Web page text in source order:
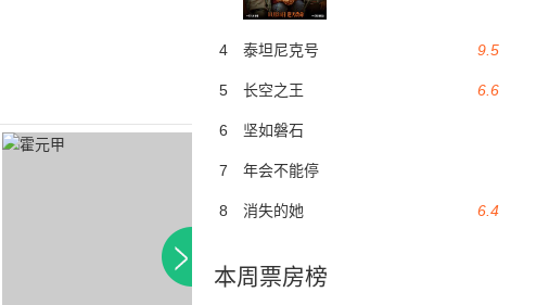
9.5
4 泰坦尼克号
6.6
5 长空之王
6 坚如磐石
7 年会不能停
6.4
8 消失的她
本周票房榜